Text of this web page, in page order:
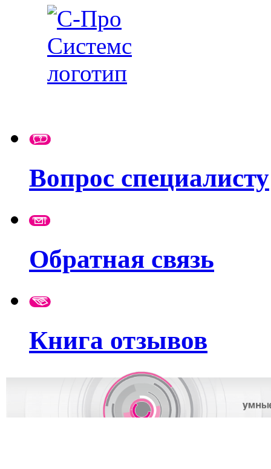
Вопрос специалисту
Обратная связь
Книга отзывов